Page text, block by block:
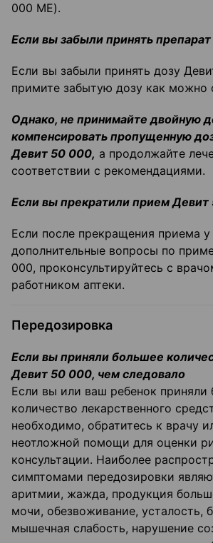
000 ME).
Если вы забыли принять
Если вы забыли принять дозу
примите забытую дозу как можно
Однако, не принимайте двойную
компенсировать пропущенную
Девит 50 000, а продолжайте
соответствии с рекомендациями.
Если вы прекратили прием
Если после прекращения приема у
дополнительные вопросы по
000, проконсультируйтесь с
работником аптеки.
Передозировка
Если вы приняли большее
Девит 50 000, чем следовало
Если вы или ваш ребенок приняли
количество лекарственного
необходимо, обратитесь к врачу
неотложной помощи для оценки
консультации. Наиболее
симптомами передозировки
аритмии, жажда, продукция
мочи, обезвоживание, усталость,
мышечная слабость, нарушение